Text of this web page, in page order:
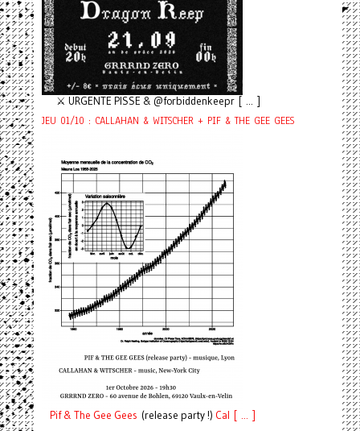
⚔️ URGENTE PISSE & @forbiddenkeepr [ ... ]
JEU 01/10 : CALLAHAN & WITSCHER + PIF & THE GEE GEES
Pif& The Gee Gees (release party !) Cal [ ... ]